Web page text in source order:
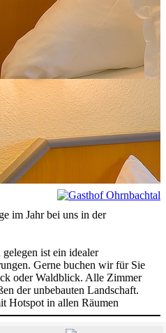
im Jahr bei uns in der
ist ein idealer
Gerne buchen wir für Sie
oder Waldblick. Alle Zimmer
der unbebauten Landschaft.
Hotspot in allen Räumen